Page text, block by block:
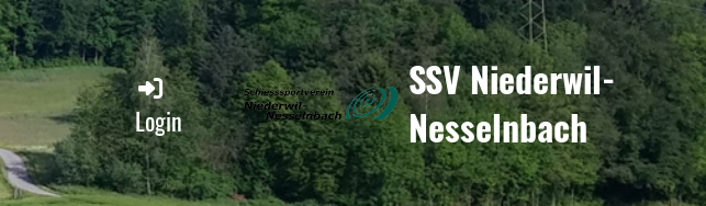
Login
SSV Niederwil-
Nesselnbach